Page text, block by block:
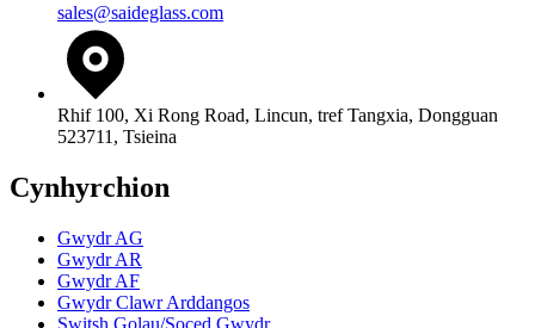
sales@saideglass.com
Rhif 100, Xi Rong Road, Lincun, tref Tangxia, Dongguan
523711, Tsieina
Cynhyrchion
Gwydr AG
Gwydr AR
Gwydr AF
Gwydr Clawr Arddangos
Switsh Golau/Soced Gwydr